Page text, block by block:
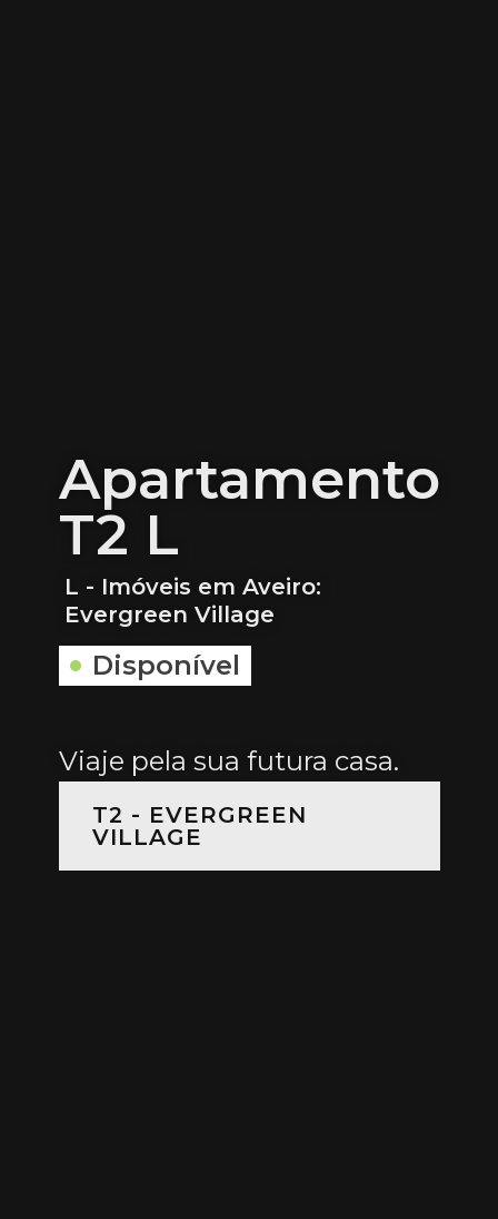
Apartamento
T2 L
L - Imóveis em Aveiro:
Evergreen Village
Disponível
Viaje pela sua futura casa.
T2 - EVERGREEN
VILLAGE